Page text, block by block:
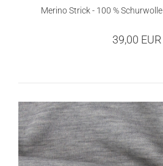
Merino Strick - 100 %
39,00 EUR